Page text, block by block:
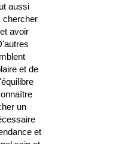
aussi
chercher
avoir
et de
un
et